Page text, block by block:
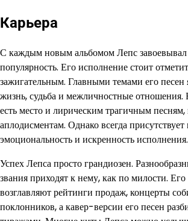
Карьера
С каждым новым альбомом Лепс
популярность. Его исполнение стоит
зажигательным. Главными темами его песен
жизнь, судьба и межличностные отношения.
есть место и лирическим трагичным
аплодисментам. Однако всегда
эмоциональность и искренность исполнения.
Успех Лепса просто грандиозен.
звания приходят к нему, как по милости.
возглавляют рейтинги продаж, концерты
поклонников, а кавер-версии его песен